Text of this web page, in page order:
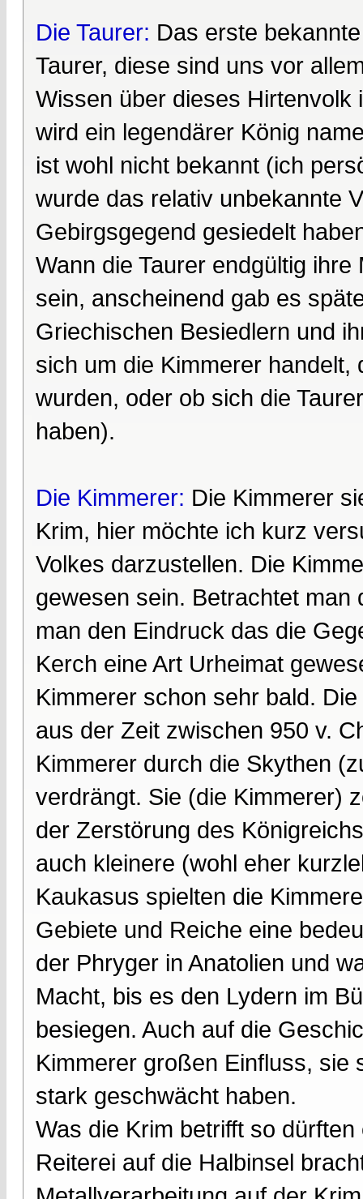
Die Taurer: Das erste
Taurer, diese sind uns vor
Wissen über dieses Hirtenvolk
wird ein legendärer König
ist wohl nicht bekannt (ich
wurde das relativ unbekannte
Gebirgsgegend gesiedelt
Wann die Taurer endgültig
sein, anscheinend gab es
Griechischen Besiedlern und
sich um die Kimmerer
wurden, oder ob sich die
haben).
Die Kimmerer: Die Kimmerer
Krim, hier möchte ich kurz
Volkes darzustellen. Die
gewesen sein. Betrachtet
man den Eindruck das die
Kerch eine Art Urheimat
Kimmerer schon sehr bald.
aus der Zeit zwischen 950 v.
Kimmerer durch die Skythen
verdrängt. Sie (die Kimmerer)
der Zerstörung des
auch kleinere (wohl eher
Kaukasus spielten die
Gebiete und Reiche eine
der Phryger in Anatolien und
Macht, bis es den Lydern im
besiegen. Auch auf die
Kimmerer großen Einfluss, sie
stark geschwächt haben.
Was die Krim betrifft so
Reiterei auf die Halbinsel